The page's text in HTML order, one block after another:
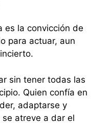
es la convicción de
para actuar, aun
sin tener todas las
Quien confía en
adaptarse y
atreve a dar el